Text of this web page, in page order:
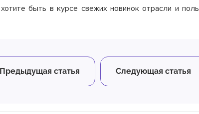
быть в курсе свежих новинок отрасли и
Предыдущая статья Следующая статья